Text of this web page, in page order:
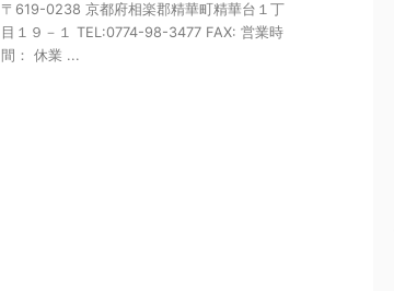
〒619-0238 京都府相楽郡精華町精華台１丁
目１９－１ TEL:0774-98-3477 FAX: 営業時
間： 休業 ...